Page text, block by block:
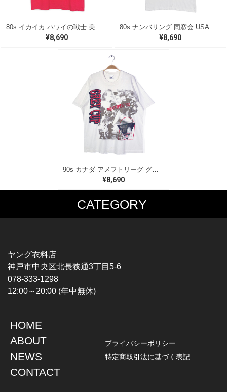
¥8,690 ¥8,690
90s カナダ アメフトリーグ グレイカップ カナダ製 ヴィンテージ Tシャツ ビッグプリント シングルステッチ ホワイト WINNIPEG '91 サイズXL 古着 BZ0545
¥8,690
CATEGORY
MUSIC TEE
HARDCORE / PUNK
PROGLESSIVE ROCK
POPS
SOUL / R&B
T-SHIRTS
CHAMPION
TOPS
L / S SHIRT
S / S SHIRT
HAWAIIAN SHIRT
JACKET
DENIM
LEATHER
ヤング衣料店
神戸市中央区北長狭通3丁目5-6
078-333-1298
12:00～20:00 (年中無休)
HOME
ABOUT
NEWS
CONTACT
プライバシーポリシー
特定商取引法に基づく表記